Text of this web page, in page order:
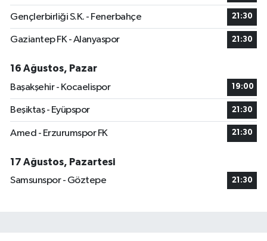
Gençlerbirliği S.K. - Fenerbahçe 21:30
Gaziantep FK - Alanyaspor 21:30
16 Ağustos, Pazar
Başakşehir - Kocaelispor
19:00
Beşiktaş - Eyüpspor 21:30
Amed - Erzurumspor FK 21:30
17 Ağustos, Pazartesi
Samsunspor - Göztepe
21:30